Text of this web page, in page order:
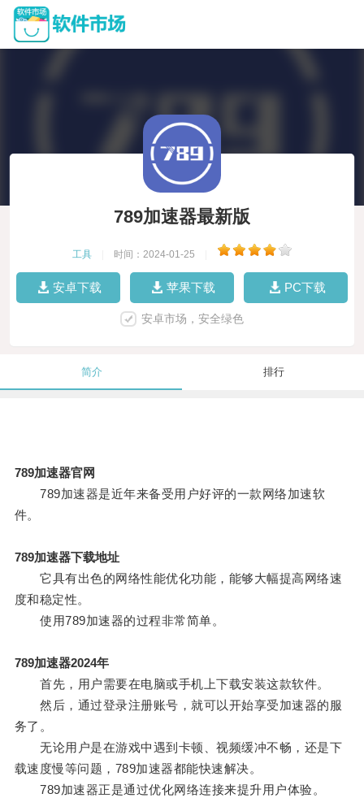
789加速器最新版
工具 时间：2024-01-25
安卓下载 苹果下载 PC下载
安卓市场，安全绿色
简介 排行
789加速器官网
789加速器是近年来备受用户好评的一款网络加速软
件。
789加速器下载地址
它具有出色的网络性能优化功能，能够大幅提高网络速
度和稳定性。
使用789加速器的过程非常简单。
789加速器2024年
首先，用户需要在电脑或手机上下载安装这款软件。
然后，通过登录注册账号，就可以开始享受加速器的服
务了。
无论用户是在游戏中遇到卡顿、视频缓冲不畅，还是下
载速度慢等问题，789加速器都能快速解决。
789加速器正是通过优化网络连接来提升用户体验。